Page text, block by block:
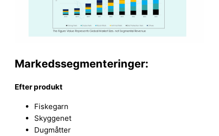
Markedssegmenteringer:
Efter produkt
Fiskegarn
Skyggenet
Dugmåtter